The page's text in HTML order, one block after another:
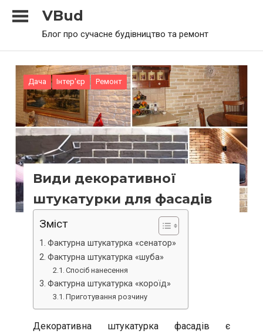
VBud
Блог про сучасне будівництво та ремонт
Дача Інтер'єр Ремонт
Види декоративної
штукатурки для фасадів
Зміст
Фактурна штукатурка «сенатор»
Фактурна штукатурка «шуба»
Спосіб нанесення
Фактурна штукатурка «короїд»
Приготування розчину
Декоративна штукатурка фасадів є